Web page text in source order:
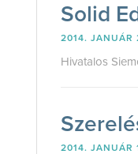
Solid
2014. JANUÁR
Hivatalos
2014. JANUÁR